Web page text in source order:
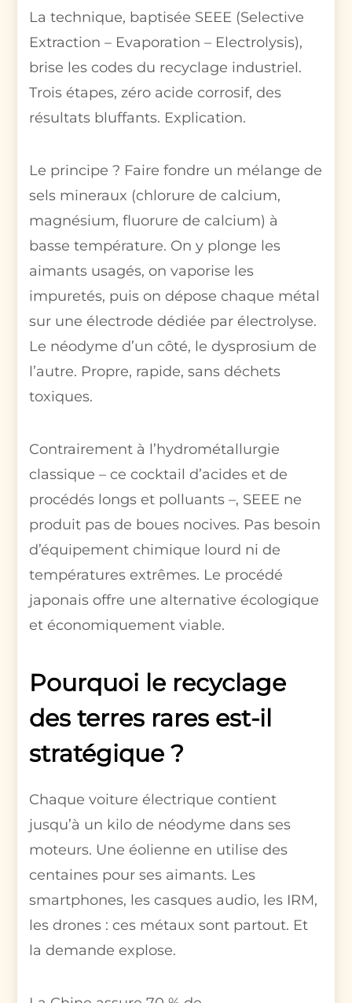
La technique, baptisée SEEE (Selective
Extraction – Evaporation – Electrolysis),
brise les codes du recyclage industriel.
Trois étapes, zéro acide corrosif, des
résultats bluffants. Explication.
Le principe ? Faire fondre un mélange de
sels mineraux (chlorure de calcium,
magnésium, fluorure de calcium) à
basse température. On y plonge les
aimants usagés, on vaporise les
impuretés, puis on dépose chaque métal
sur une électrode dédiée par électrolyse.
Le néodyme d’un côté, le dysprosium de
l’autre. Propre, rapide, sans déchets
toxiques.
Contrairement à l’hydrométallurgie
classique – ce cocktail d’acides et de
procédés longs et polluants –, SEEE ne
produit pas de boues nocives. Pas besoin
d’équipement chimique lourd ni de
températures extrêmes. Le procédé
japonais offre une alternative écologique
et économiquement viable.
Pourquoi le recyclage
des terres rares est-il
stratégique ?
Chaque voiture électrique contient
jusqu’à un kilo de néodyme dans ses
moteurs. Une éolienne en utilise des
centaines pour ses aimants. Les
smartphones, les casques audio, les IRM,
les drones : ces métaux sont partout. Et
la demande explose.